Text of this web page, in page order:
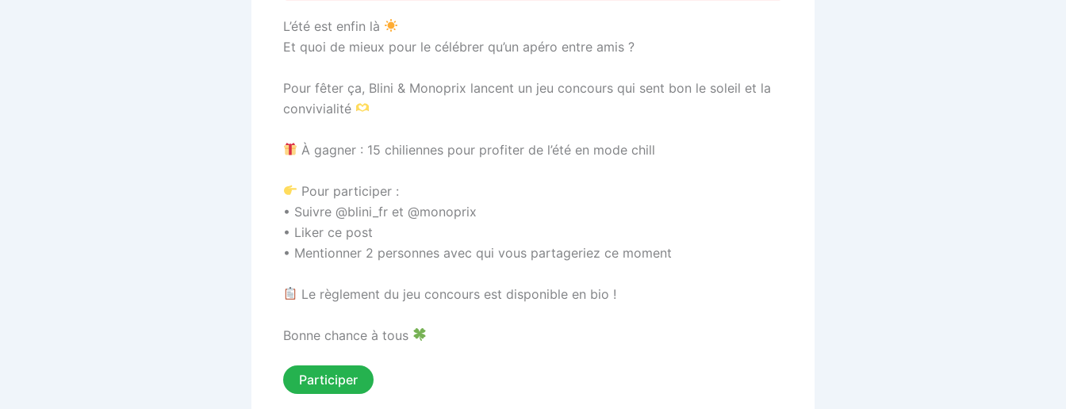
L’été est enfin là
Et quoi de mieux pour le célébrer qu’un apéro entre amis ?
Pour fêter ça, Blini & Monoprix lancent un jeu concours qui sent bon le soleil et la
convivialité
À gagner : 15 chiliennes pour profiter de l’été en mode chill
Pour participer :
• Suivre @blini_fr et @monoprix
• Liker ce post
• Mentionner 2 personnes avec qui vous partageriez ce moment
Le règlement du jeu concours est disponible en bio !
Bonne chance à tous
Participer